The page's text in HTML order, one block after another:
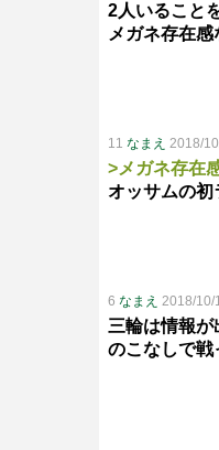
2人いること
メガネ存在
11 なまえ 2018/
>メガネ存在
オッサムの
6 なまえ 2018/10/
三輪は情報
のこなしで